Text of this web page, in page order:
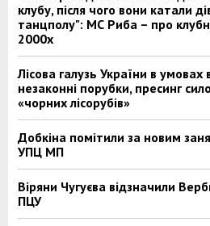
клубу, після чого вони катали
танцполу": МС Риба – про
2000х
Лісова галузь України в умовах
незаконні порубки, пресинг
«чорних лісорубів»
Добкіна помітили за новим
УПЦ МП
Віряни Чугуєва відзначили
ПЦУ